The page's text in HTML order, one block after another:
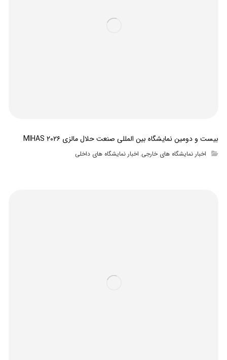
بیست و دومین نمایشگاه بین المللی صنعت حلال مالزی MIHAS ۲۰۲۶
اخبار نمایشگاه های خارجی, اخبار نمایشگاه های داخلی